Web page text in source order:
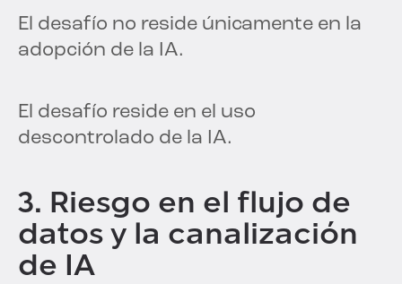
El desafío no reside únicamente en la
adopción de la IA.
El desafío reside en el uso
descontrolado de la IA.
3. Riesgo en el flujo de
datos y la canalización
de IA